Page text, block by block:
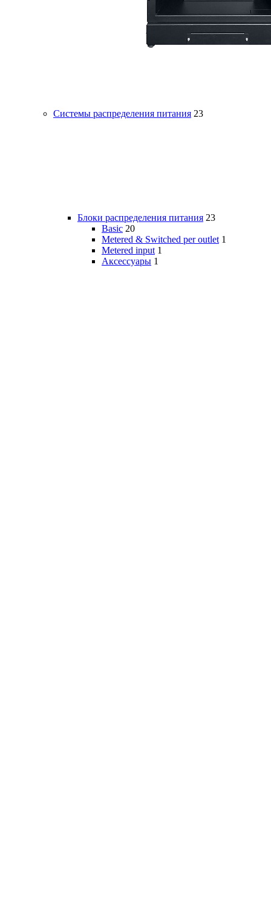
Системы распределения питания 23
Блоки распределения питания 23
Basic 20
Metered & Switched per outlet 1
Metered input 1
Аксессуары 1